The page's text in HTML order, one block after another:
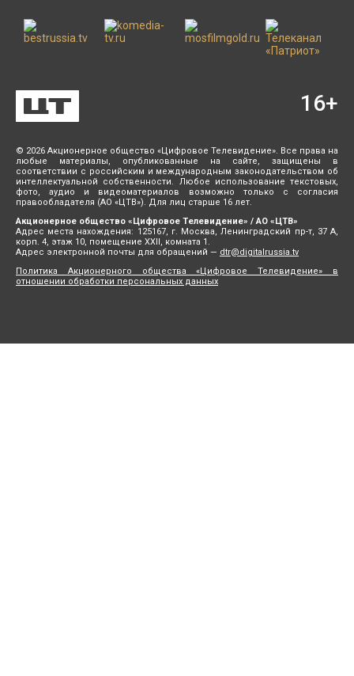
© 2026 Акционерное общество «Цифровое Телевидение». Все права на
любые материалы, опубликованные на сайте, защищены в
соответствии с российским и международным законодательством об
интеллектуальной собственности. Любое использование текстовых,
фото, аудио и видеоматериалов возможно только с согласия
правообладателя (АО «ЦТВ»). Для лиц старше 16 лет.
Акционерное общество «Цифровое Телевидение» / АО «ЦТВ»
Адрес места нахождения: 125167, г. Москва, Ленинградский пр-т, 37 А,
корп. 4, этаж 10, помещение XXII, комната 1.
Адрес электронной почты для обращений — dtr@digitalrussia.tv
Политика Акционерного общества «Цифровое Телевидение» в
отношении обработки персональных данных
16+